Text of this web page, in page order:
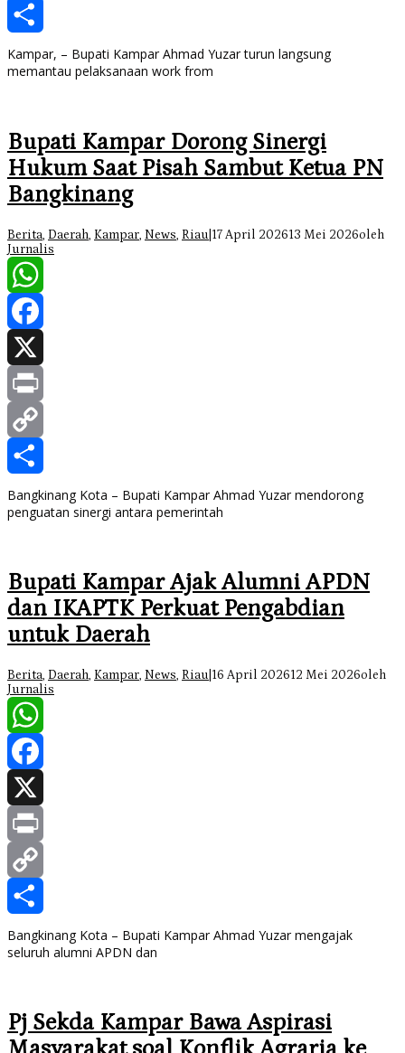
Copy
Link
Share
Kampar, – Bupati Kampar Ahmad Yuzar turun langsung
memantau pelaksanaan work from
Bupati Kampar Dorong Sinergi
Hukum Saat Pisah Sambut Ketua PN
Bangkinang
Berita, Daerah, Kampar, News, Riau 17 April 202613 Mei 2026oleh
Jurnalis
WhatsApp
Facebook
X
Print
Copy
Link
Share
Bangkinang Kota – Bupati Kampar Ahmad Yuzar mendorong
penguatan sinergi antara pemerintah
Bupati Kampar Ajak Alumni APDN
dan IKAPTK Perkuat Pengabdian
untuk Daerah
Berita, Daerah, Kampar, News, Riau 16 April 202612 Mei 2026oleh
Jurnalis
WhatsApp
Facebook
X
Print
Copy
Link
Share
Bangkinang Kota – Bupati Kampar Ahmad Yuzar mengajak
seluruh alumni APDN dan
Pj Sekda Kampar Bawa Aspirasi